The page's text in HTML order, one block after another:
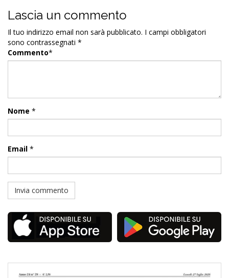
Lascia un commento
Il tuo indirizzo email non sarà pubblicato. I campi obbligatori
sono contrassegnati *
Commento*
Nome *
Email *